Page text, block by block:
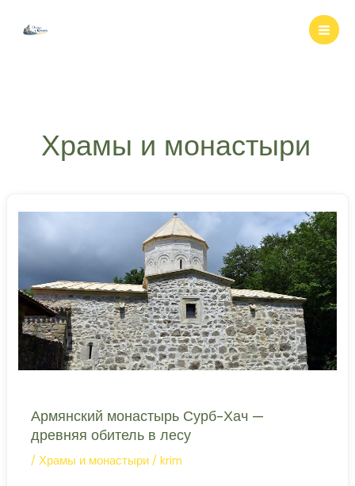
Храмы и монастыри
Армянский монастырь Сурб-Хач —
древняя обитель в лесу
/Храмы и монастыри /krim